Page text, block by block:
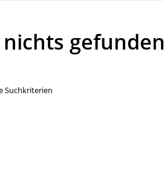
gefunden
Suchkriterien